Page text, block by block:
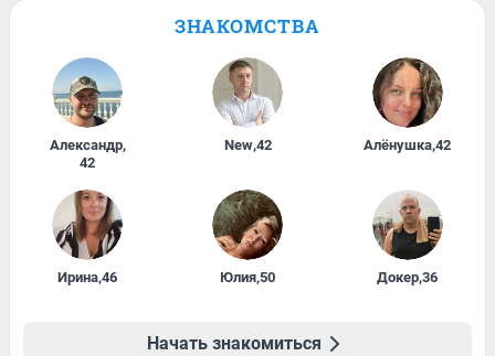
ЗНАКОМСТВА
Александр,
42
New,42 Алёнушка,42
Ирина,46 Юлия,50 Докер,36
Начать знакомиться